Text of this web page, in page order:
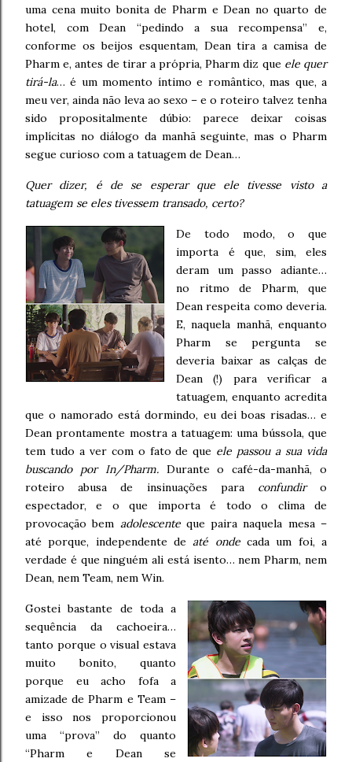
uma cena muito bonita de Pharm e Dean no quarto de
hotel, com Dean “pedindo a sua recompensa” e,
conforme os beijos esquentam, Dean tira a camisa de
Pharm e, antes de tirar a própria, Pharm diz que ele quer
tirá-la… é um momento íntimo e romântico, mas que, a
meu ver, ainda não leva ao sexo – e o roteiro talvez tenha
sido propositalmente dúbio: parece deixar coisas
implícitas no diálogo da manhã seguinte, mas o Pharm
segue curioso com a tatuagem de Dean…
Quer dizer, é de se esperar que ele tivesse visto a
tatuagem se eles tivessem transado, certo?
De todo modo, o que
importa é que, sim, eles
deram um passo adiante…
no ritmo de Pharm, que
Dean respeita como deveria.
E, naquela manhã, enquanto
Pharm se pergunta se
deveria baixar as calças de
Dean (!) para verificar a
tatuagem, enquanto acredita
que o namorado está dormindo, eu dei boas risadas… e
Dean prontamente mostra a tatuagem: uma bússola, que
tem tudo a ver com o fato de que ele passou a sua vida
buscando por In/Pharm.Durante o café-da-manhã, o
roteiro abusa de insinuações para confundiro
espectador, e o que importa é todo o clima de
provocação bem adolescenteque paira naquela mesa –
até porque, independente deaté ondecada um foi, a
verdade é que ninguém ali está isento… nem Pharm, nem
Dean, nem Team, nem Win.
Gostei bastante de toda a
sequência da cachoeira…
tanto porque o visual estava
muito bonito, quanto
porque eu acho fofa a
amizade de Pharm e Team –
e isso nos proporcionou
uma “prova” do quanto
“Pharm e Dean se